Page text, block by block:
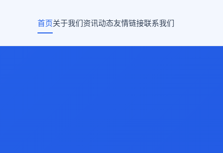
首页关于我们资讯动态友情链接联系我们